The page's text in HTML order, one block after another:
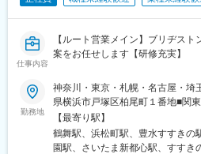
仕事内容
【ルート営業メイン】ブリヂス
案をお任せします【研修充実】
勤務地
神奈川・東京・札幌・名古屋・埼
県横浜市戸塚区柏尾町１番地■関
番1号■北海道支社北海道札幌市
名古屋事務所愛知県名古屋市昭和
営業課埼玉県さいたま市中央区上
【最寄り駅】
鶴舞駅、浜松町駅、豊水すすきの
園駅、さいたま新都心駅、すすき